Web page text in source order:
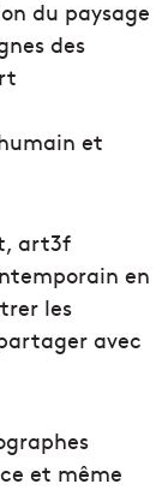
du paysage
des
et
art3f
en
les
avec
et même